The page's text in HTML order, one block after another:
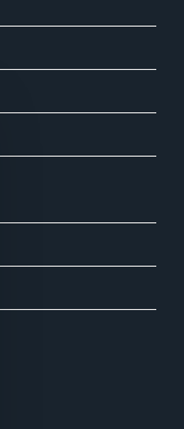
le